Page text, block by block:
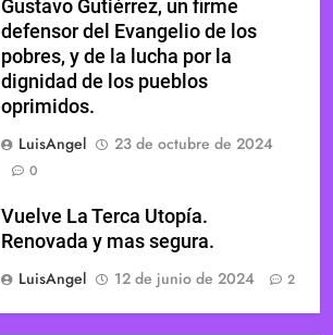
Gustavo Gutiérrez, un firme
defensor del Evangelio de los
pobres, y de la lucha por la
dignidad de los pueblos
oprimidos.
LuisAngel
23 de octubre de 2024
0
Vuelve La Terca Utopía.
Renovada y mas segura.
LuisAngel
12 de junio de 2024 2